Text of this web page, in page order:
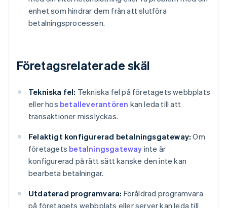
enhet som hindrar dem från att slutföra
betalningsprocessen.
Företagsrelaterade skäl
Tekniska fel: Tekniska fel på företagets webbplats
eller hos betalleverantören kan leda till att
transaktioner misslyckas.
Felaktigt konfigurerad betalningsgateway: Om
företagets betalningsgateway inte är
konfigurerad på rätt sätt kanske den inte kan
bearbeta betalningar.
Utdaterad programvara: Föråldrad programvara
på företagets webbplats eller server kan leda till